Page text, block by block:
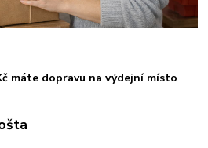
máte dopravu na výdejní místo